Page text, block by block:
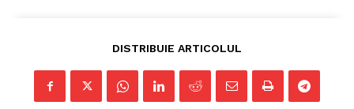
DISTRIBUIE ARTICOLUL